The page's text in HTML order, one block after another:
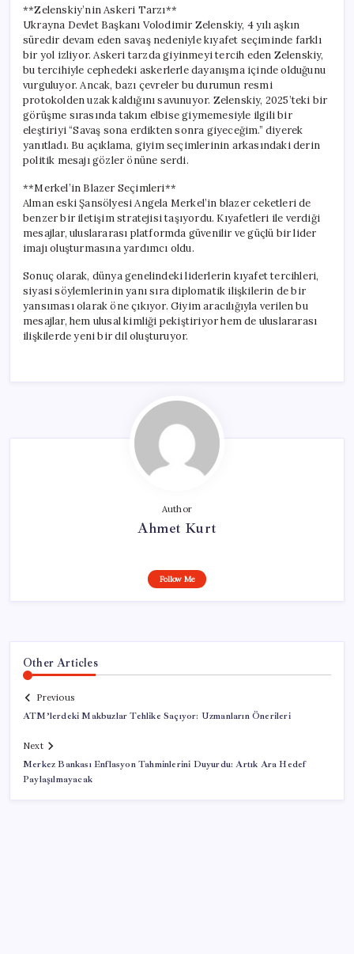
**Zelenskiy’nin Askeri Tarzı**
Ukrayna Devlet Başkanı Volodimir Zelenskiy, 4 yılı aşkın
süredir devam eden savaş nedeniyle kıyafet seçiminde farklı
bir yol izliyor. Askeri tarzda giyinmeyi tercih eden Zelenskiy,
bu tercihiyle cephedeki askerlerle dayanışma içinde olduğunu
vurguluyor. Ancak, bazı çevreler bu durumun resmi
protokolden uzak kaldığını savunuyor. Zelenskiy, 2025’teki bir
görüşme sırasında takım elbise giymemesiyle ilgili bir
eleştiriyi “Savaş sona erdikten sonra giyeceğim.” diyerek
yanıtladı. Bu açıklama, giyim seçimlerinin arkasındaki derin
politik mesajı gözler önüne serdi.
**Merkel’in Blazer Seçimleri**
Alman eski Şansölyesi Angela Merkel’in blazer ceketleri de
benzer bir iletişim stratejisi taşıyordu. Kıyafetleri ile verdiği
mesajlar, uluslararası platformda güvenilir ve güçlü bir lider
imajı oluşturmasına yardımcı oldu.
Sonuç olarak, dünya genelindeki liderlerin kıyafet tercihleri,
siyasi söylemlerinin yanı sıra diplomatik ilişkilerin de bir
yansıması olarak öne çıkıyor. Giyim aracılığıyla verilen bu
mesajlar, hem ulusal kimliği pekiştiriyor hem de uluslararası
ilişkilerde yeni bir dil oluşturuyor.
Author
Ahmet Kurt
Follow Me
Other Articles
Previous
ATM’lerdeki Makbuzlar Tehlike Saçıyor: Uzmanların Önerileri
Next
Merkez Bankası Enflasyon Tahminlerini Duyurdu: Artık Ara Hedef
Paylaşılmayacak